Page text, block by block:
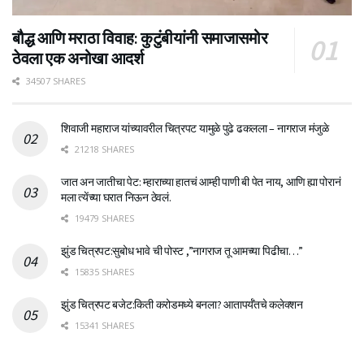
बौद्ध आणि मराठा विवाह: कुटुंबीयांनी समाजासमोर
ठेवला एक अनोखा आदर्श
34507 SHARES
शिवाजी महाराज यांच्यावरील चित्रपट यामुळे पुढे ढकलला – नागराज मंजुळे
21218 SHARES
जात अन जातीचा पेट: म्हाराच्या हातचं आम्ही पाणी बी पेत नाय, आणि ह्या पोरानं
मला त्येंच्या घरात निऊन ठेवलं.
19479 SHARES
झुंड चित्रपट:सुबोध भावे ची पोस्ट ,”नागराज तू आमच्या पिढीचा…”
15835 SHARES
झुंड चित्रपट बजेट:किती करोडमध्ये बनला? आतापर्यँतचे कलेक्शन
15341 SHARES